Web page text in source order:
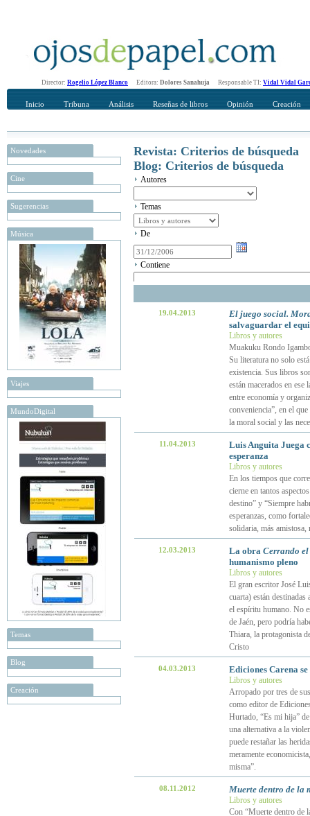
Director: Rogelio López Blanco Editora: Dolores Sanahuja Responsable TI: Vidal Vidal
Inicio Tribuna Análisis Reseñas de libros Opinión Creación
Novedades
Cine
Sugerencias
Música
Viajes
MundoDigital
Temas
Blog
Creación
Revista: Criterios de búsqueda
Blog: Criterios de búsqueda
Autores
Temas
De
Contiene
19.04.2013
El juego social.
salvaguardar el
Libros y autores
Muakuku Rondo
Su literatura no solo
existencia. Sus libros
están macerados en
entre economía y
conveniencia”, en el
la moral social y las
11.04.2013
Luis Anguita Juega
esperanza
Libros y autores
En los tiempos que
cierne en tantos
destino” y “Siempre
esperanzas, como
solidaria, más amistosa,
12.03.2013 La obra Cerrando
humanismo pleno
Libros y autores
El gran escritor José
cuarta) están
el espíritu humano. No
de Jaén, pero podría
Thiara, la protagonista
Cristo
04.03.2013 Ediciones Carena se
Libros y autores
Arropado por tres de
como editor de
Hurtado, “Es mi hija”
una alternativa a la
puede restañar las
meramente
misma”.
08.11.2012 Muerte dentro de la
Libros y autores
Con “Muerte dentro de